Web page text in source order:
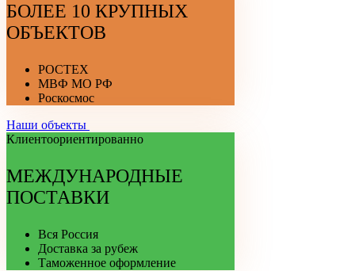
БОЛЕЕ 10 КРУПНЫХ
ОБЪЕКТОВ
РОСТЕХ
МВФ МО РФ
Роскосмос
Наши объекты
Клиентоориентированно
МЕЖДУНАРОДНЫЕ
ПОСТАВКИ
Вся Россия
Доставка за рубеж
Таможенное оформление